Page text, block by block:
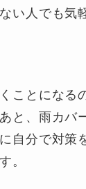
い人でも気
ことになる
と、雨カバ
自分で対策
。